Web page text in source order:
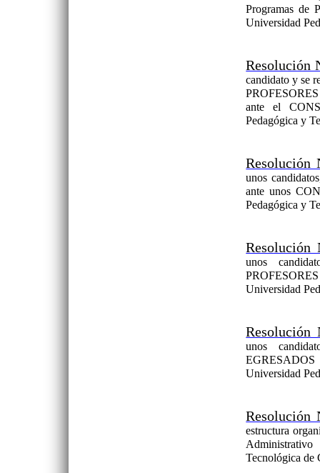
Programas de
Universidad
Resolución
candidato y se
ante el
Pedagógica y
Resolución
unos
ante unos
Pedagógica y
Resolución
unos
Universidad
Resolución
unos
Universidad
Resolución
estructura
Tecnológica de